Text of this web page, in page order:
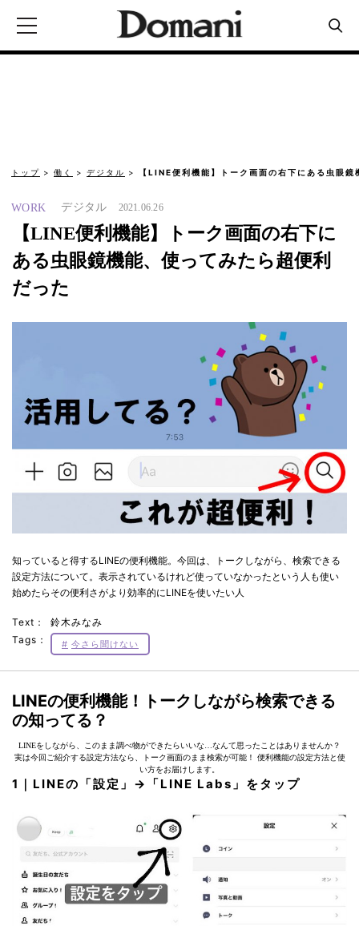
トップ 働く デジタル 【LINE便利機能】トーク画面の右下にある虫眼
WORK デジタル 2021.06.26
【LINE便利機能】トーク画面の右下に
ある虫眼鏡機能、使ってみたら超便利
だった
知っていると得するLINEの便利機能。今回は、トークしながら、検索できる
設定方法について。表示されているけれど使っていなかったという人も使い
始めたらその便利さがより効率的にLINEを使いたい人
Text：
鈴木みなみ
Tags：
今さら聞けない
LINEの便利機能！トークしながら検索できる
の知ってる？
LINEをしながら、このまま調べ物ができたらいいな…なんて思ったことはありませんか？
実は今回ご紹介する設定方法なら、トーク画面のまま検索が可能！ 便利機能の設定方法と使
い方をお届けします。
1｜LINEの「設定」→「LINE Labs」をタップ